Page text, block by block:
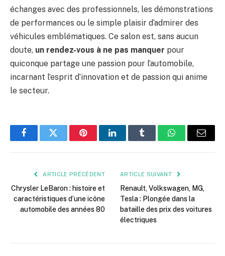
échanges avec des professionnels, les démonstrations
de performances ou le simple plaisir d’admirer des
véhicules emblématiques. Ce salon est, sans aucun
doute, un rendez-vous à ne pas manquer pour
quiconque partage une passion pour l’automobile,
incarnant l’esprit d’innovation et de passion qui anime
le secteur.
FacebookTwitter PinterestLinkedInTumblr WhatsApp
E-
ARTICLE PRÉCÉDENT
Chrysler LeBaron : histoire et
caractéristiques d’une icône
automobile des années 80
ARTICLE SUIVANT
Renault, Volkswagen, MG,
Tesla : Plongée dans la
bataille des prix des voitures
électriques